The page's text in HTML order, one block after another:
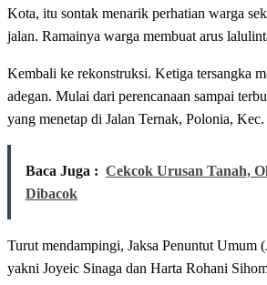
Kota, itu sontak menarik perhatian warga
jalan. Ramainya warga membuat arus
Kembali ke rekonstruksi. Ketiga tersangka
adegan. Mulai dari perencanaan sampai
yang menetap di Jalan Ternak, Polonia,
Baca Juga : Cekcok Urusan Tanah,
Dibacok
Turut mendampingi, Jaksa Penuntut Umum
yakni Joyeic Sinaga dan Harta Rohani